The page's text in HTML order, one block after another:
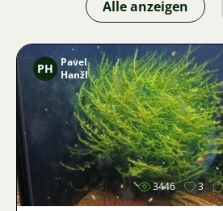
Alle anzeigen
Bild
PH
Pavel
Hanžl
3446 3